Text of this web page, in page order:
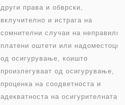
други права и обврски,
вклучително и истрага на
сомнителни случаи на неправилно
платени оштети или надоместоци
од осигурување, коишто
произлегуваат од осигурување,
проценка на соодветноста и
адекватноста на осигурителната